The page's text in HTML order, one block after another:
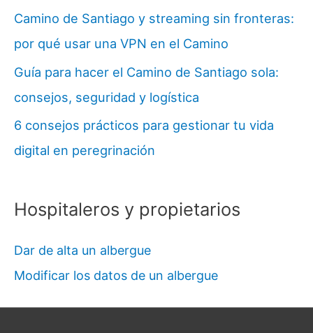
Camino de Santiago y streaming sin fronteras:
por qué usar una VPN en el Camino
Guía para hacer el Camino de Santiago sola:
consejos, seguridad y logística
6 consejos prácticos para gestionar tu vida
digital en peregrinación
Hospitaleros y propietarios
Dar de alta un albergue
Modificar los datos de un albergue